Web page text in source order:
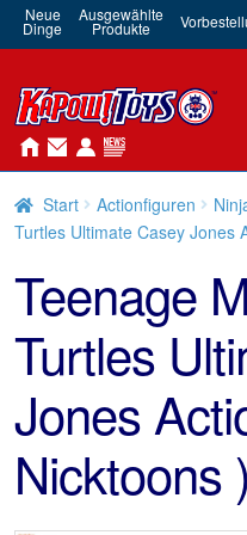
Neue
Dinge
Ausgewählte
Produkte
Start Actionfiguren
Turtles Ultimate Casey Jones
Teenage
Turtles
Jones
Nicktoons )